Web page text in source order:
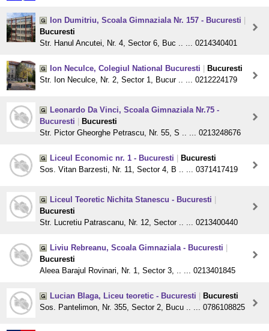
Ion Dumitriu, Scoala Gimnaziala Nr. 157 - Bucuresti
Bucuresti
Str. Hanul Ancutei, Nr. 4, Sector 6, Buc .. ... 0214340401
Ion Neculce, Colegiul National Bucuresti
Bucuresti
Str. Ion Neculce, Nr. 2, Sector 1, Bucur .. ... 0212224179
Leonardo Da Vinci, Scoala Gimnaziala Nr.75 -
Bucuresti
Bucuresti
Str. Pictor Gheorghe Petrascu, Nr. 55, S .. ... 0213248676
Liceul Economic nr. 1 - Bucuresti
Bucuresti
Sos. Vitan Barzesti, Nr. 11, Sector 4, B .. ... 0371417419
Liceul Teoretic Nichita Stanescu - Bucuresti
Bucuresti
Str. Lucretiu Patrascanu, Nr. 12, Sector .. ... 0213400440
Liviu Rebreanu, Scoala Gimnaziala - Bucuresti
Bucuresti
Aleea Barajul Rovinari, Nr. 1, Sector 3, .. ... 0213401845
Lucian Blaga, Liceu teoretic - Bucuresti
Bucuresti
Sos. Pantelimon, Nr. 355, Sector 2, Bucu .. ... 0786108825